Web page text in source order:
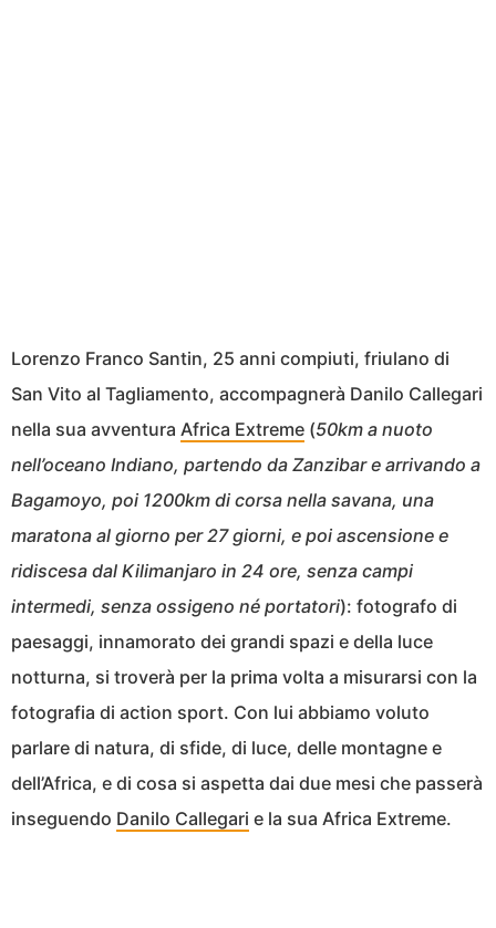
Lorenzo Franco Santin, 25 anni compiuti, friulano di
San Vito al Tagliamento, accompagnerà Danilo Callegari
nella sua avventura Africa Extreme (50km a nuoto
nell’oceano Indiano, partendo da Zanzibar e arrivando a
Bagamoyo, poi 1200km di corsa nella savana, una
maratona al giorno per 27 giorni, e poi ascensione e
ridiscesa dal Kilimanjaro in 24 ore, senza campi
intermedi, senza ossigeno né portatori): fotografo di
paesaggi, innamorato dei grandi spazi e della luce
notturna, si troverà per la prima volta a misurarsi con la
fotografia di action sport. Con lui abbiamo voluto
parlare di natura, di sfide, di luce, delle montagne e
dell’Africa, e di cosa si aspetta dai due mesi che passerà
inseguendo Danilo Callegari e la sua Africa Extreme.